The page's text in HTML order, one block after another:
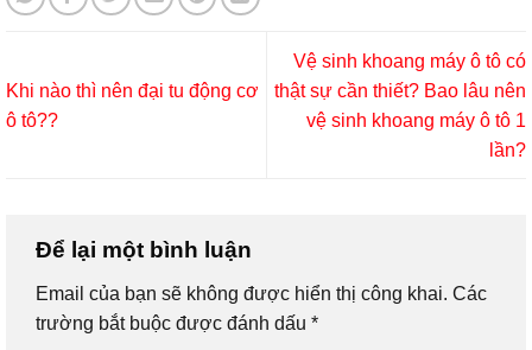
Khi nào thì nên đại tu động cơ
ô tô??
Vệ sinh khoang máy ô tô có
thật sự cần thiết? Bao lâu nên
vệ sinh khoang máy ô tô 1
lần?
Để lại một bình luận
Email của bạn sẽ không được hiển thị công khai. Các
trường bắt buộc được đánh dấu *